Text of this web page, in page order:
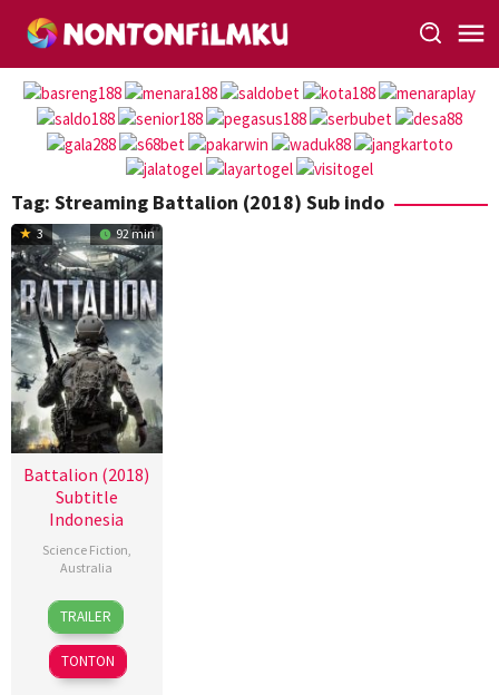
Tag: Streaming Battalion (2018) Sub indo
3 92 min
Battalion (2018)
Subtitle
Indonesia
Science Fiction,
Australia
9
Jan
2018
Michael
Miller
TRAILER
TONTON